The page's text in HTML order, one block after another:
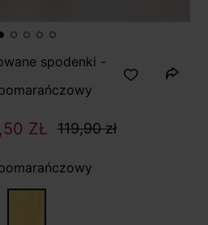
spodenki -
ZŁ 119,90 zł